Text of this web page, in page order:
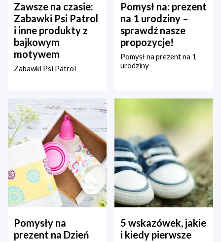
Zawsze na czasie:
Zabawki Psi Patrol
i inne produkty z
bajkowym
motywem
Zabawki Psi Patrol
Pomysł na: prezent
na 1 urodziny –
sprawdź nasze
propozycje!
Pomysł na prezent na 1
urodziny
Pomysły na
prezent na Dzień
5 wskazówek, jakie
i kiedy pierwsze